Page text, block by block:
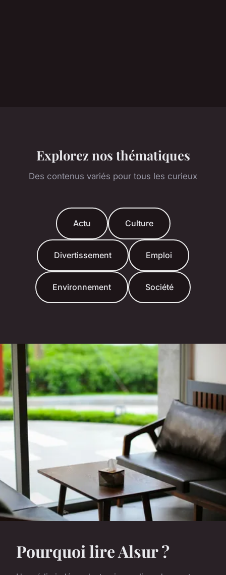
Explorez nos thématiques
Des contenus variés pour tous les curieux
Actu Culture
Divertissement Emploi
Environnement Société
Pourquoi lire Alsur ?